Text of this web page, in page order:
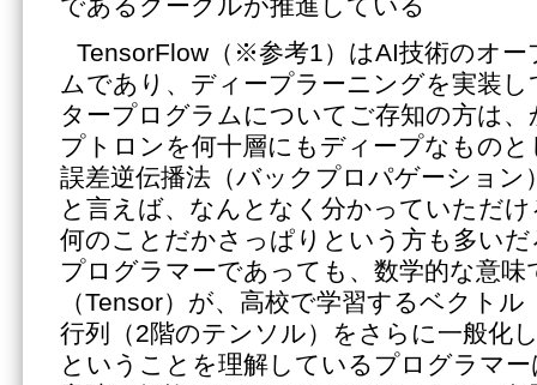
であるグーグルが推進している
TensorFlow（※参考1）はAI技術のオ
ムであり、ディープラーニングを実装
タープログラムについてご存知の方は
プトロンを何十層にもディープなもの
誤差逆伝播法（バックプロパゲーション
と言えば、なんとなく分かっていただ
何のことだかさっぱりという方も多い
プログラマーであっても、数学的な意
（Tensor）が、高校で学習するベクト
行列（2階のテンソル）をさらに一般化
ということを理解しているプログラマ